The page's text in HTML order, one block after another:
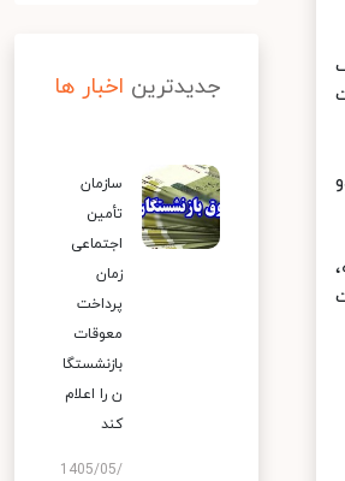
جدیدترین اخبار ها
سازمان
تأمین
اجتماعی
زمان
پرداخت
معوقات
بازنشستگا
ن را اعلام
کند
1405/05/